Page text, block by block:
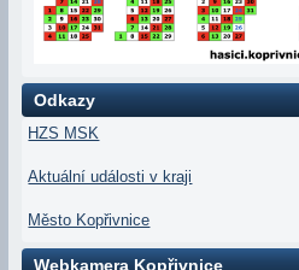
Odkazy
HZS MSK
Aktuální události v kraji
Město Kopřivnice
Webkamera Kopřivnice